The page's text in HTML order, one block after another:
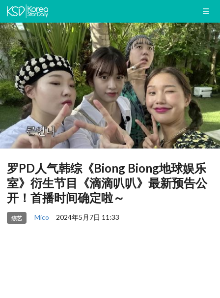
罗PD人气韩综《Biong Biong地球娱乐
室》衍生节目《滴滴叭叭》最新预告公
开！首播时间确定啦～
综艺 Mico 2024年5月7日 11:33